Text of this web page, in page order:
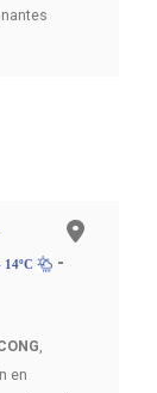
14ºC
-
en